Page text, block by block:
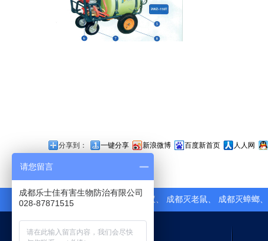
分享到： 一键分享 新浪微博 百度新首页 人人网
上一页:空压机
热门搜索关键词： 成都灭白蚁、 成都灭老鼠、 成都灭蟑螂、
请您留言
成都乐士佳有害生物防治有限公司
028-87871515